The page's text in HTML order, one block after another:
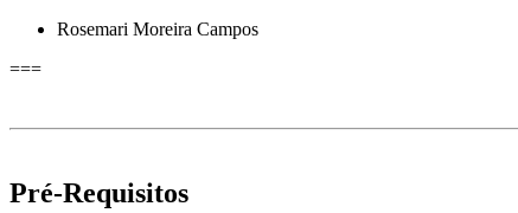
Rosemari Moreira Campos
===
Pré-Requisitos